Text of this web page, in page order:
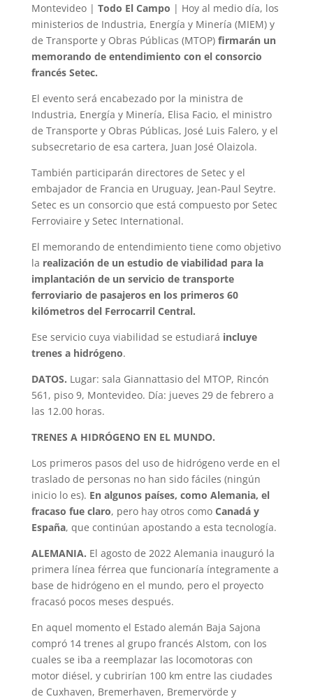
Montevideo | Todo El Campo | Hoy al medio día, los
ministerios de Industria, Energía y Minería (MIEM) y
de Transporte y Obras Públicas (MTOP) firmarán un
memorando de entendimiento con el consorcio
francés Setec.
El evento será encabezado por la ministra de
Industria, Energía y Minería, Elisa Facio, el ministro
de Transporte y Obras Públicas, José Luis Falero, y el
subsecretario de esa cartera, Juan José Olaizola.
También participarán directores de Setec y el
embajador de Francia en Uruguay, Jean-Paul Seytre.
Setec es un consorcio que está compuesto por Setec
Ferroviaire y Setec International.
El memorando de entendimiento tiene como objetivo
la realización de un estudio de viabilidad para la
implantación de un servicio de transporte
ferroviario de pasajeros en los primeros 60
kilómetros del Ferrocarril Central.
Ese servicio cuya viabilidad se estudiará incluye
trenes a hidrógeno.
DATOS. Lugar: sala Giannattasio del MTOP, Rincón
561, piso 9, Montevideo. Día: jueves 29 de febrero a
las 12.00 horas.
TRENES A HIDRÓGENO EN EL MUNDO.
Los primeros pasos del uso de hidrógeno verde en el
traslado de personas no han sido fáciles (ningún
inicio lo es). En algunos países, como Alemania, el
fracaso fue claro, pero hay otros como Canadá y
España, que continúan apostando a esta tecnología.
ALEMANIA. El agosto de 2022 Alemania inauguró la
primera línea férrea que funcionaría íntegramente a
base de hidrógeno en el mundo, pero el proyecto
fracasó pocos meses después.
En aquel momento el Estado alemán Baja Sajona
compró 14 trenes al grupo francés Alstom, con los
cuales se iba a reemplazar las locomotoras con
motor diésel, y cubrirían 100 km entre las ciudades
de Cuxhaven, Bremerhaven, Bremervörde y